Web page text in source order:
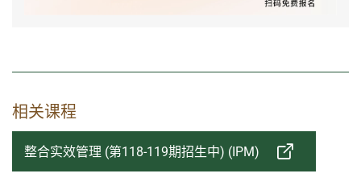
相关课程
整合实效管理 (第118-119期招生中) (IPM)